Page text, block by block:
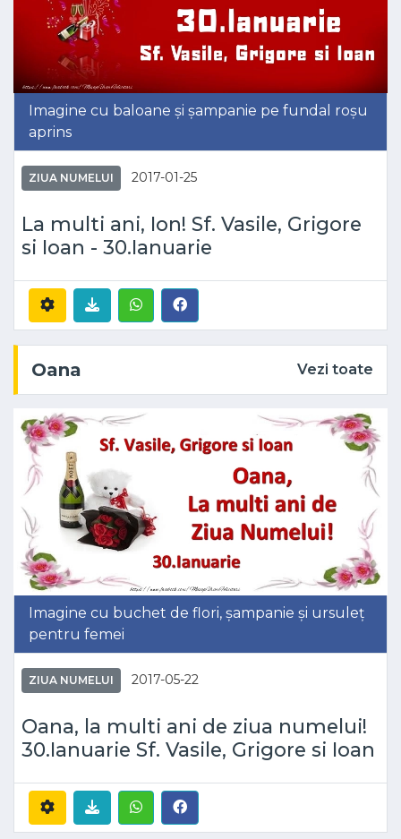
Imagine cu baloane și șampanie pe fundal roșu
aprins
ZIUA NUMELUI 2017-01-25
La multi ani, Ion! Sf. Vasile, Grigore
si Ioan - 30.Ianuarie
Oana Vezi toate
Imagine cu buchet de flori, șampanie și ursuleț
pentru femei
ZIUA NUMELUI 2017-05-22
Oana, la multi ani de ziua numelui!
30.Ianuarie Sf. Vasile, Grigore si Ioan